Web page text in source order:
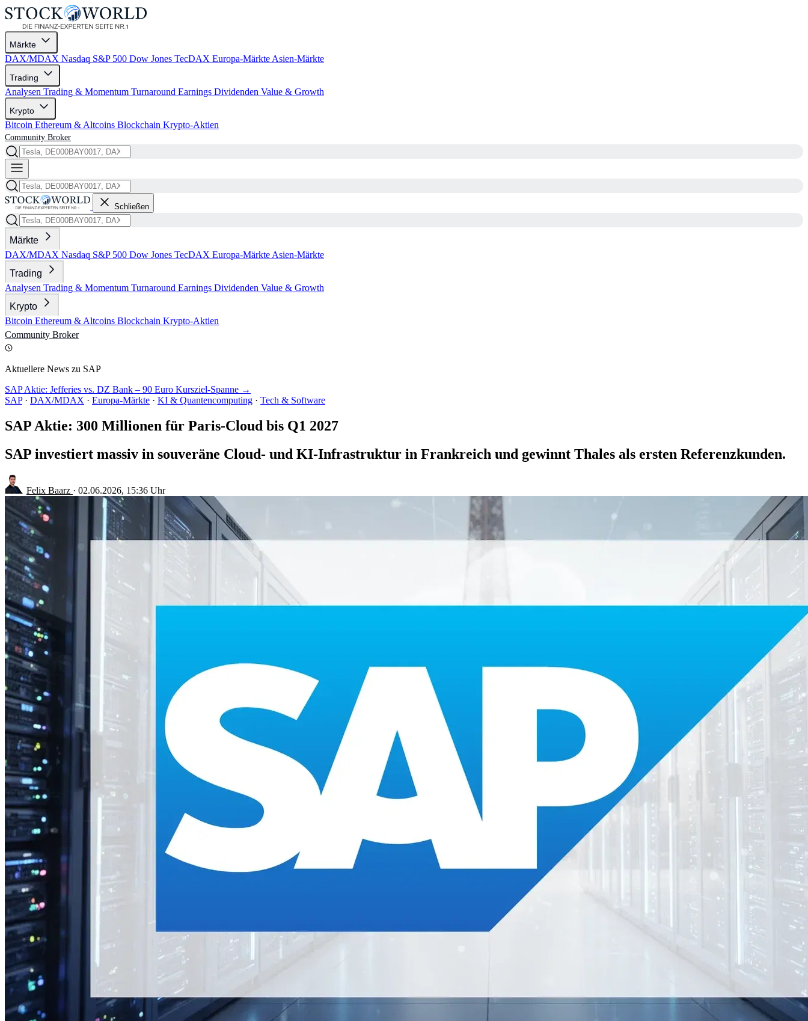
Märkte
DAX/MDAX Nasdaq S&P 500 Dow Jones TecDAX Europa-Märkte Asien-Märkte
Trading
Analysen Trading & Momentum Turnaround Earnings Dividenden Value & Growth
Krypto
Bitcoin Ethereum & Altcoins Blockchain Krypto-Aktien
Community Broker
Schließen
Märkte
DAX/MDAX Nasdaq S&P 500 Dow Jones TecDAX Europa-Märkte Asien-Märkte
Trading
Analysen Trading & Momentum Turnaround Earnings Dividenden Value & Growth
Krypto
Bitcoin Ethereum & Altcoins Blockchain Krypto-Aktien
Community Broker
Aktuellere News zu SAP
SAP Aktie: Jefferies vs. DZ Bank – 90 Euro Kursziel-Spanne →
SAP · DAX/MDAX · Europa-Märkte · KI & Quantencomputing · Tech & Software
SAP Aktie: 300 Millionen für Paris-Cloud bis Q1 2027
SAP investiert massiv in souveräne Cloud- und KI-Infrastruktur in Frankreich und gewinnt Thales als ersten Referenzkunden.
Felix Baarz · 02.06.2026, 15:36 Uhr